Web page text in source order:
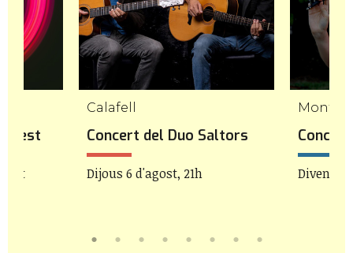
Calafell
Concert del Duo Saltors
Dijous 6 d'agost, 21h
Mont-